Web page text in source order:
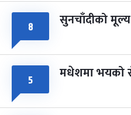
८ सुनचाँदीको
५ मधेशमा भयको